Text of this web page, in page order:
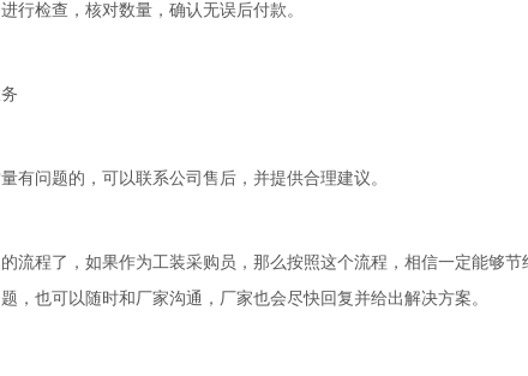
检查，核对数量，确认无误后付款。
问题的，可以联系公司售后，并提供合理建议。
程了，如果作为工装采购员，那么按照这个流程，相信一定能够节
，也可以随时和厂家沟通，厂家也会尽快回复并给出解决方案。